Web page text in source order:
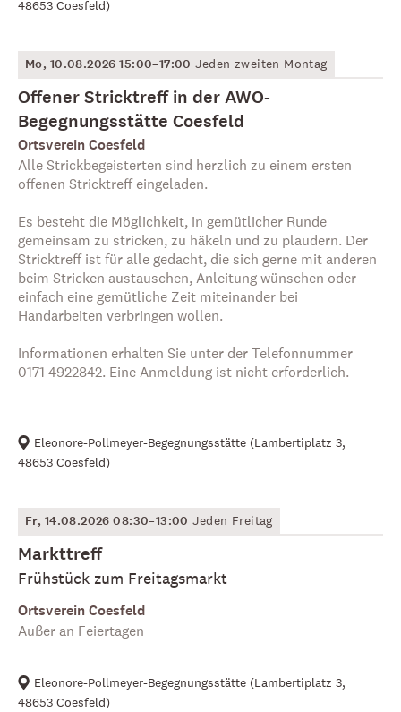
48653 Coesfeld)
Mo, 10.08.2026 15:00–17:00 Jeden zweiten Montag
Offener Stricktreff in der AWO-
Begegnungsstätte Coesfeld
Ortsverein Coesfeld
Alle Strickbegeisterten sind herzlich zu einem ersten
offenen Stricktreff eingeladen.
Es besteht die Möglichkeit, in gemütlicher Runde
gemeinsam zu stricken, zu häkeln und zu plaudern. Der
Stricktreff ist für alle gedacht, die sich gerne mit anderen
beim Stricken austauschen, Anleitung wünschen oder
einfach eine gemütliche Zeit miteinander bei
Handarbeiten verbringen wollen.
Informationen erhalten Sie unter der Telefonnummer
0171 4922842. Eine Anmeldung ist nicht erforderlich.
Eleonore-Pollmeyer-Begegnungsstätte (Lambertiplatz 3,
48653 Coesfeld)
Fr, 14.08.2026 08:30–13:00 Jeden Freitag
Markttreff
Frühstück zum Freitagsmarkt
Ortsverein Coesfeld
Außer an Feiertagen
Eleonore-Pollmeyer-Begegnungsstätte (Lambertiplatz 3,
48653 Coesfeld)